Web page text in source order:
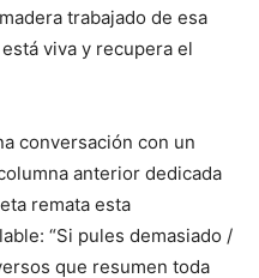
trabajado de esa
viva y recupera el
conversación con un
anterior dedicada
remata esta
“Si pules demasiado /
que resumen toda